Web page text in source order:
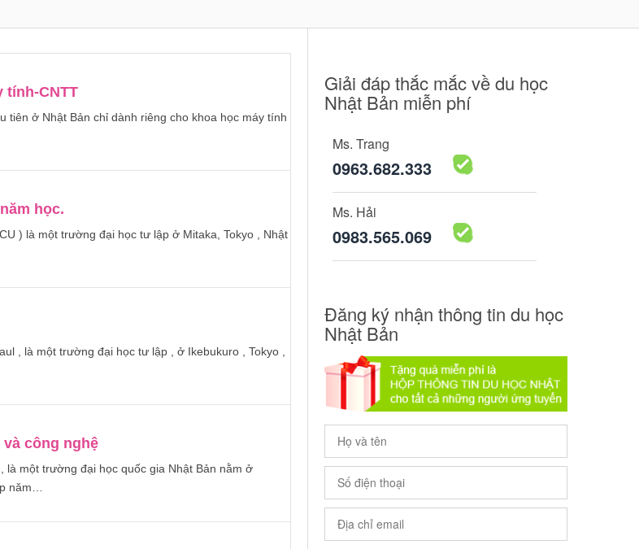
tính-CNTT
ở Nhật Bản chỉ dành riêng cho khoa học máy tính
học.
) là một trường đại học tư lập ở Mitaka, Tokyo , Nhật
, là một trường đại học tư lập , ở Ikebukuro , Tokyo ,
công nghệ
là một trường đại học quốc gia Nhật Bản nằm ở
năm…
Giải đáp thắc mắc về du học
Nhật Bản miễn phí
Ms. Trang
0963.682.333
Ms. Hải
0983.565.069
Đăng ký nhận thông tin du học
Nhật Bản